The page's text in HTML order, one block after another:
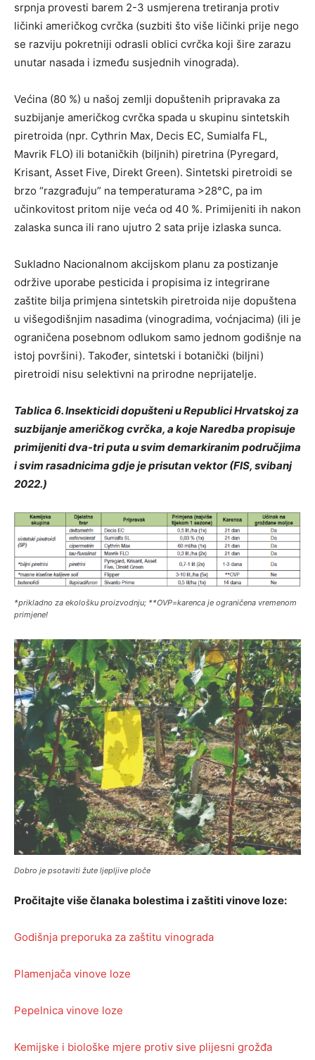
srpnja provesti barem 2-3 usmjerena tretiranja protiv
ličinki američkog cvrčka (suzbiti što više ličinki prije nego
se razviju pokretniji odrasli oblici cvrčka koji šire zarazu
unutar nasada i između susjednih vinograda).
Većina (80 %) u našoj zemlji dopuštenih pripravaka za
suzbijanje američkog cvrčka spada u skupinu sintetskih
piretroida (npr. Cythrin Max, Decis EC, Sumialfa FL,
Mavrik FLO) ili botaničkih (biljnih) piretrina (Pyregard,
Krisant, Asset Five, Direkt Green). Sintetski piretroidi se
brzo “razgrađuju” na temperaturama >28°C, pa im
učinkovitost pritom nije veća od 40 %. Primijeniti ih nakon
zalaska sunca ili rano ujutro 2 sata prije izlaska sunca.
Sukladno Nacionalnom akcijskom planu za postizanje
održive uporabe pesticida i propisima iz integrirane
zaštite bilja primjena sintetskih piretroida nije dopuštena
u višegodišnjim nasadima (vinogradima, voćnjacima) (ili je
ograničena posebnom odlukom samo jednom godišnje na
istoj površini). Također, sintetski i botanički (biljni)
piretroidi nisu selektivni na prirodne neprijatelje.
Tablica 6. Insekticidi dopušteni u Republici Hrvatskoj za
suzbijanje američkog cvrčka, a koje Naredba propisuje
primijeniti dva-tri puta u svim demarkiranim područjima
i svim rasadnicima gdje je prisutan vektor (FIS, svibanj
2022.)
*prikladno za ekološku proizvodnju; **OVP=karenca je ograničena vremenom
primjene!
Dobro je psotaviti žute ljepljive ploče
Pročitajte više članaka bolestima i zaštiti vinove loze:
Godišnja preporuka za zaštitu vinograda
Plamenjača vinove loze
Pepelnica vinove loze
Kemijske i biološke mjere protiv sive plijesni grožđa